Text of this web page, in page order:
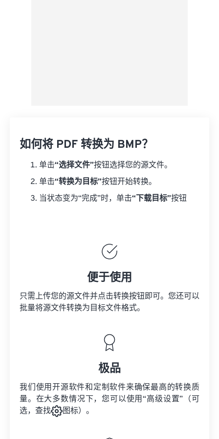
如何将 PDF 转换为 BMP？
单击“选择文件”按钮选择您的源文件。
单击“转换为目标”按钮开始转换。
当状态变为“完成”时，单击“下载目标”按钮
便于使用
只需上传您的源文件并点击转换按钮即可。您还可以
批量将源文件转换为目标文件格式。
极品
我们使用开源软件和定制软件来确保最高的转换质
量。在大多数情况下，您可以使用“高级设置”（可
选，查找
图标）。